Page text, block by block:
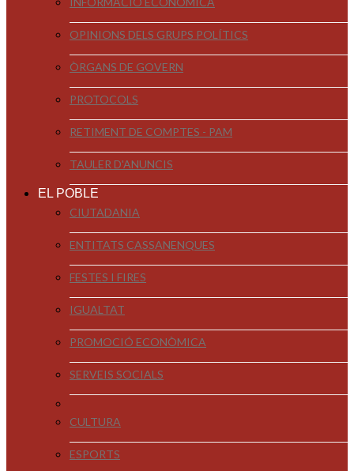
OPINIONS DELS GRUPS POLÍTICS
ÒRGANS DE GOVERN
PROTOCOLS
RETIMENT DE COMPTES - PAM
TAULER D'ANUNCIS
EL POBLE
CIUTADANIA
ENTITATS CASSANENQUES
FESTES I FIRES
IGUALTAT
PROMOCIÓ ECONÒMICA
SERVEIS SOCIALS
CULTURA
ESPORTS